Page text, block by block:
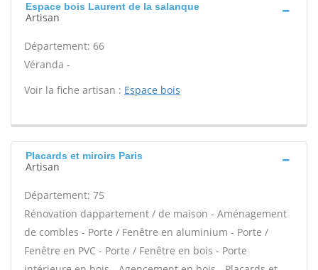
Espace bois Laurent de la salanque
Artisan
Département: 66
Véranda -
Voir la fiche artisan : Espace bois
Placards et miroirs Paris
Artisan
Département: 75
Rénovation dappartement / de maison - Aménagement
de combles - Porte / Fenêtre en aluminium - Porte /
Fenêtre en PVC - Porte / Fenêtre en bois - Porte